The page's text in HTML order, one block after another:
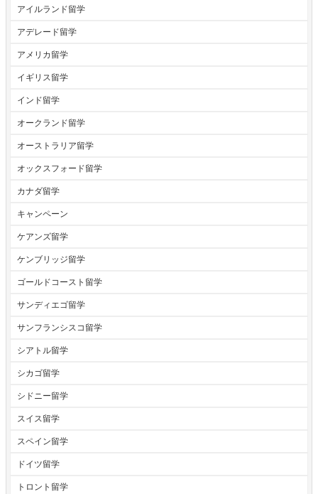
アイルランド留学
アデレード留学
アメリカ留学
イギリス留学
インド留学
オークランド留学
オーストラリア留学
オックスフォード留学
カナダ留学
キャンペーン
ケアンズ留学
ケンブリッジ留学
ゴールドコースト留学
サンディエゴ留学
サンフランシスコ留学
シアトル留学
シカゴ留学
シドニー留学
スイス留学
スペイン留学
ドイツ留学
トロント留学